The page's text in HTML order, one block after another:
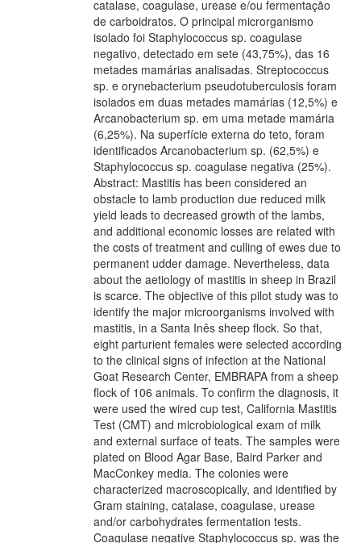
catalase, coagulase, urease e/ou fermentação
de carboidratos. O principal microrganismo
isolado foi Staphylococcus sp. coagulase
negativo, detectado em sete (43,75%), das 16
metades mamárias analisadas. Streptococcus
sp. e orynebacterium pseudotuberculosis foram
isolados em duas metades mamárias (12,5%) e
Arcanobacterium sp. em uma metade mamária
(6,25%). Na superfície externa do teto, foram
identificados Arcanobacterium sp. (62,5%) e
Staphylococcus sp. coagulase negativa (25%).
Abstract: Mastitis has been considered an
obstacle to lamb production due reduced milk
yield leads to decreased growth of the lambs,
and additional economic losses are related with
the costs of treatment and culling of ewes due to
permanent udder damage. Nevertheless, data
about the aetiology of mastitis in sheep in Brazil
is scarce. The objective of this pilot study was to
identify the major microorganisms involved with
mastitis, in a Santa Inês sheep flock. So that,
eight parturient females were selected according
to the clinical signs of infection at the National
Goat Research Center, EMBRAPA from a sheep
flock of 106 animals. To confirm the diagnosis, it
were used the wired cup test, California Mastitis
Test (CMT) and microbiological exam of milk
and external surface of teats. The samples were
plated on Blood Agar Base, Baird Parker and
MacConkey media. The colonies were
characterized macroscopically, and identified by
Gram staining, catalase, coagulase, urease
and/or carbohydrates fermentation tests.
Coagulase negative Staphylococcus sp. was the